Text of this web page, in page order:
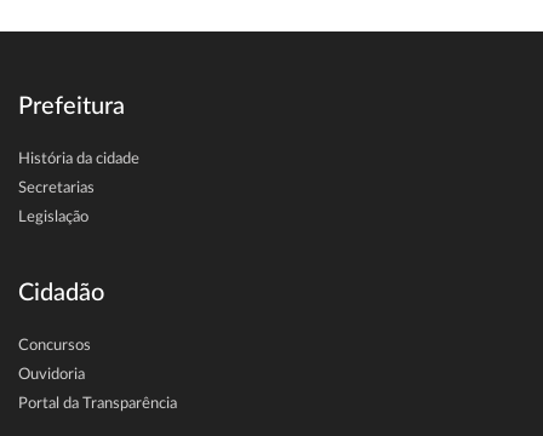
Prefeitura
História da cidade
Secretarias
Legislação
Cidadão
Concursos
Ouvidoria
Portal da Transparência